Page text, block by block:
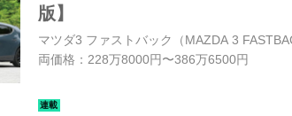
版】
マツダ3 ファストバック（MAZDA 3
両価格：228万8000円〜386万6500円